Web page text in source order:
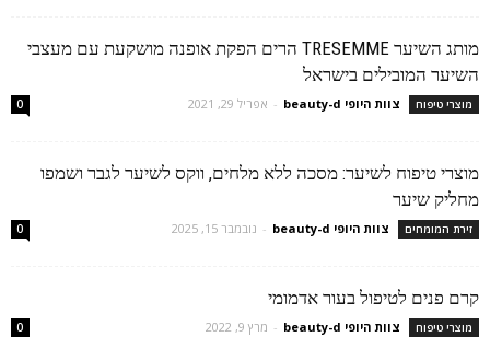
מותג השיער TRESEMME הרים הפקת אופנה מושקעת עם מעצבי
השיער המובילים בישראל
מוצרי טיפוח צוות היופי beauty-d - אפריל 29, 2021 0
מוצרי טיפוח לשיער: מסכה ללא מלחים, ווקס לשיער לגבר ושמפו
מחליק שיער
זירת המומחים צוות היופי beauty-d - נובמבר 15, 2025 0
קרם פנים לטיפול בעור אדמומי
מוצרי טיפוח צוות היופי beauty-d - מרץ 9, 2022 0